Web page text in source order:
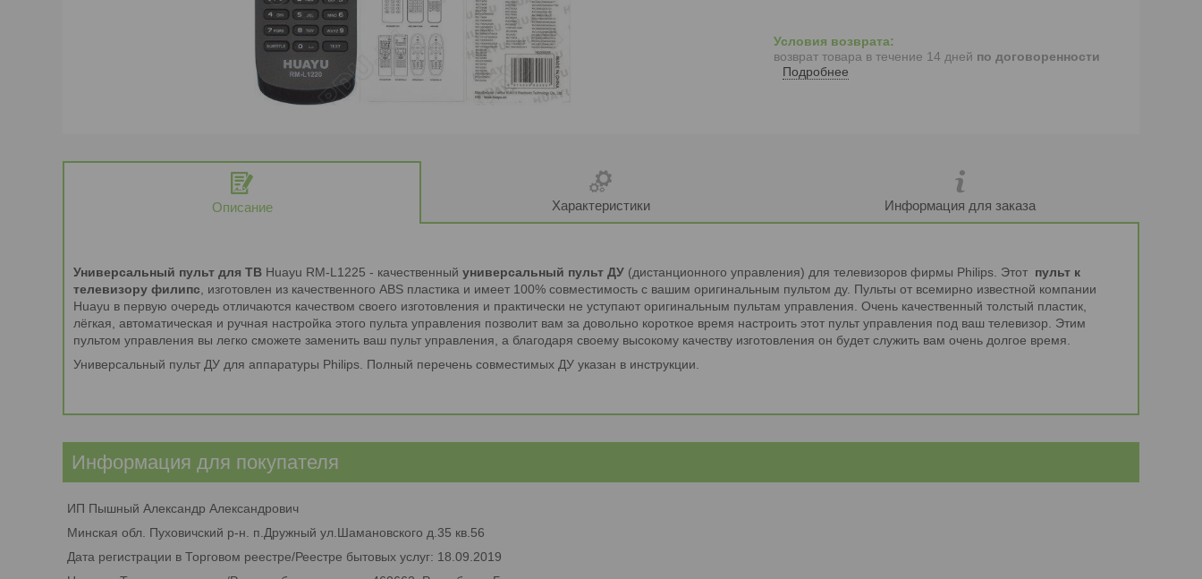
возврат товара в течение 14 дней по договоренности
Подробнее
Описание Характеристики Информация для заказа
Универсальный пульт для ТВ Huayu RM-L1225 - качественный универсальный пульт ДУ (дистанционного управления) для телевизоров фирмы Philips. Этот пульт к
телевизору филипс , изготовлен из качественного ABS пластика и имеет 100% совместимость с вашим оригинальным пультом ду. Пульты от всемирно известной компании
Huayu в первую очередь отличаются качеством своего изготовления и практически не уступают оригинальным пультам управления. Очень качественный толстый пластик,
лёгкая, автоматическая и ручная настройка этого пульта управления позволит вам за довольно короткое время настроить этот пульт управления под ваш телевизор. Этим
пультом управления вы легко сможете заменить ваш пульт управления, а благодаря своему высокому качеству изготовления он будет служить вам очень долгое время.
Универсальный пульт ДУ для аппаратуры Philips. Полный перечень совместимых ДУ указан в инструкции.
Информация для покупателя
ИП Пышный Александр Александрович
Минская обл. Пуховичский р-н. п.Дружный ул.Шамановского д.35 кв.56
Дата регистрации в Торговом реестре/Реестре бытовых услуг: 18.09.2019